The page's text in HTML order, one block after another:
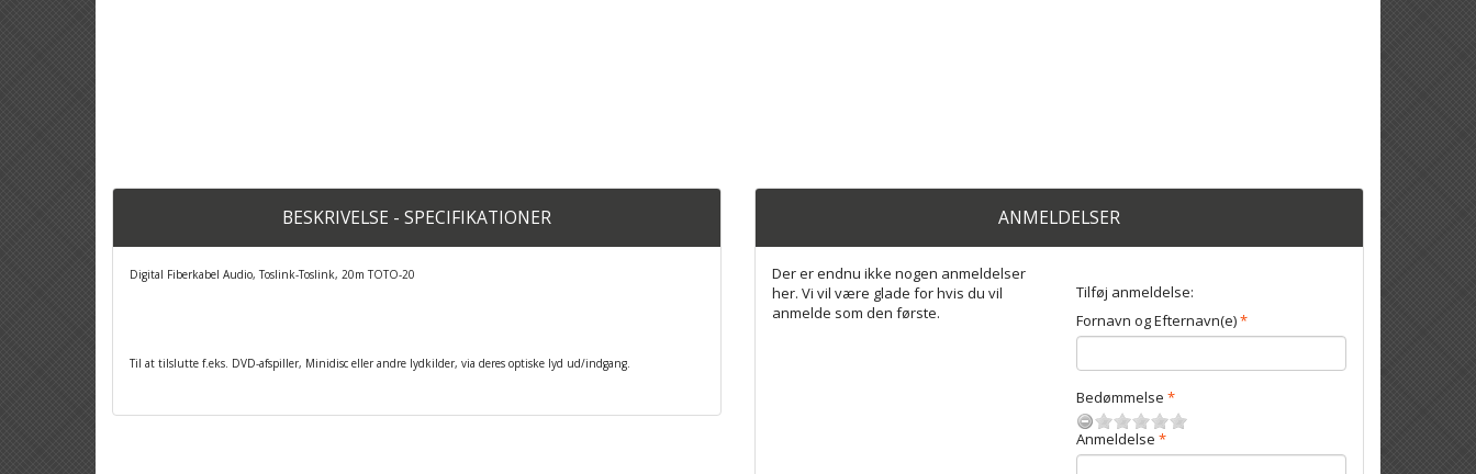
BESKRIVELSE - SPECIFIKATIONER
Digital Fiberkabel Audio, Toslink-Toslink, 20m TOTO-20
Til at tilslutte f.eks. DVD-afspiller, Minidisc eller andre lydkilder, via deres optiske lyd ud/indgang.
ANMELDELSER
Der er endnu ikke nogen anmeldelser
her. Vi vil være glade for hvis du vil
anmelde som den første.
Tilføj anmeldelse:
Fornavn og Efternavn(e)
Bedømmelse
Anmeldelse